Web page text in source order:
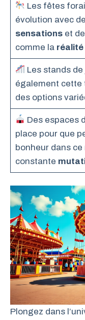
Les fêtes
évolution avec
sensationset
comme la réalité
Les stands
également cette
des options
Des espaces
place pour que
bonheur dans
constante
Plongez dans